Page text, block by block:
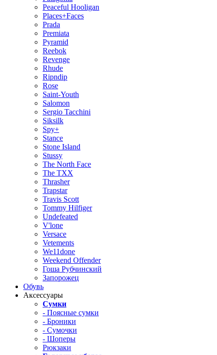
Peaceful Hooligan
Places+Faces
Prada
Premiata
Pyramid
Reebok
Revenge
Rhude
Ripndip
Rose
Saint-Youth
Salomon
Sergio Tacchini
Siksilk
Spy+
Stance
Stone Island
Stussy
The North Face
The TXX
Thrasher
Trapstar
Travis Scott
Tommy Hilfiger
Undefeated
V'lone
Versace
Vetements
We11done
Weekend Offender
Гоша Рубчинский
Запорожец
Обувь
Аксессуары
Сумки
- Поясные сумки
- Броники
- Сумочки
- Шоперы
Рюкзаки